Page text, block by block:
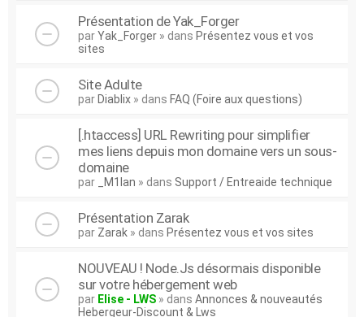
Présentation de Yak_Forger
parYak_Forger » dans Présentez vous et vos
sites
Site Adulte
par Diablix » dans FAQ (Foire aux questions)
[.htaccess] URL Rewriting pour simplifier
mes liens depuis mon domaine vers un sous-
domaine
par _M1lan » dans Support / Entreaide technique
Présentation Zarak
par Zarak » dans Présentez vous et vos sites
NOUVEAU ! Node.Js désormais disponible
sur votre hébergement web
par Elise - LWS » dans Annonces & nouveautés
Hebergeur-Discount & Lws